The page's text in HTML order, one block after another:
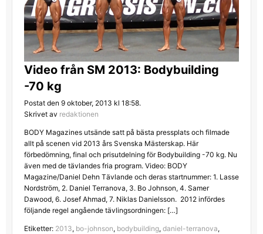
Video från SM 2013: Bodybuilding
-70 kg
Postat den 9 oktober, 2013 kl 18:58.
Skrivet av redaktionen
BODY Magazines utsände satt på bästa pressplats och filmade
allt på scenen vid 2013 års Svenska Mästerskap. Här
förbedömning, final och prisutdelning för Bodybuilding -70 kg. Nu
även med de tävlandes fria program. Video: BODY
Magazine/Daniel Dehn Tävlande och deras startnummer: 1. Lasse
Nordström, 2. Daniel Terranova, 3. Bo Johnson, 4. Samer
Dawood, 6. Josef Ahmad, 7. Niklas Danielsson. 2012 infördes
följande regel angående tävlingsordningen: […]
Etiketter: 2013, bo-johnson, bodybuilding, daniel-terranova,